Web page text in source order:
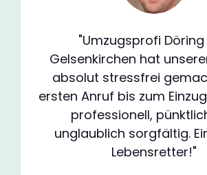
"Umzugsprofi
Gelsenkirchen hat
absolut stressfrei
ersten Anruf bis zum
professionell,
unglaublich sorgfältig.
Lebensretter!"